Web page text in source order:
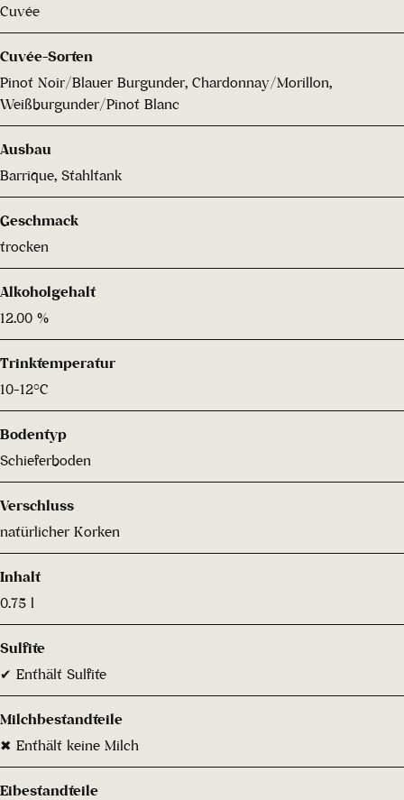
Cuvée
Cuvée-Sorten
Pinot Noir/Blauer Burgunder, Chardonnay/Morillon,
Weißburgunder/Pinot Blanc
Ausbau
Barrique, Stahltank
Geschmack
trocken
Alkoholgehalt
12.00 %
Trinktemperatur
10-12°C
Bodentyp
Schieferboden
Verschluss
natürlicher Korken
Inhalt
0.75 l
Sulfite
✔ Enthält Sulfite
Milchbestandteile
✖ Enthält keine Milch
Eibestandteile